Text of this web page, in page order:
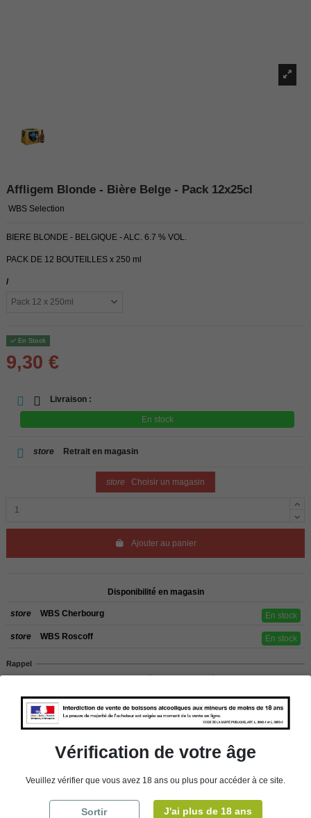
Affligem Blonde - Bière Belge - Pack 12x25cl
WBS Selection
BIERE BLONDE - BELGIQUE - ALC. 6.7 % VOL.
PACK DE 12 BOUTEILLES x 250 ml
/
En Stock
9,30 €
Livraison :
En stock
store Retrait en magasin
store Choisir un magasin
Ajouter au panier
Disponibilité en magasin
store WBS Cherbourg En stock
store WBS Roscoff En stock
Rappel
CHERBOURG.
Belgique
Vérification de votre âge
Veuillez vérifier que vous avez 18 ans ou plus pour accéder à ce site.
Sortir J'ai plus de 18 ans